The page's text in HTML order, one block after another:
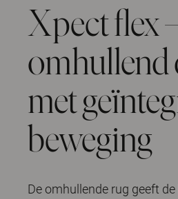
Xpect flex
omhullend
met
beweging
De omhullende rug geeft de